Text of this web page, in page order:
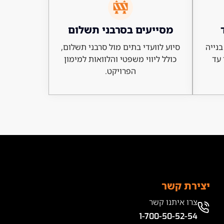
עד
מסייעים בסרבני תשלום
סיוע לוועדי בתים מול סרבני תשלום,
כולל ליווי משפטי והלוואות למימון
הפרויקט.
יצירת קשר
צרו איתנו קשר
1-700-50-52-54